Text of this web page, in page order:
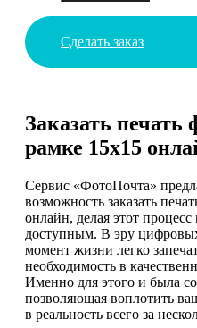
Сделать заказ
Заказать печать
рамке 15х15
Сервис «ФотоПочта»
возможность заказать
онлайн, делая этот
доступным. В эру
момент жизни легко
необходимость в
Именно для этого и была
позволяющая воплотить
в реальность всего за